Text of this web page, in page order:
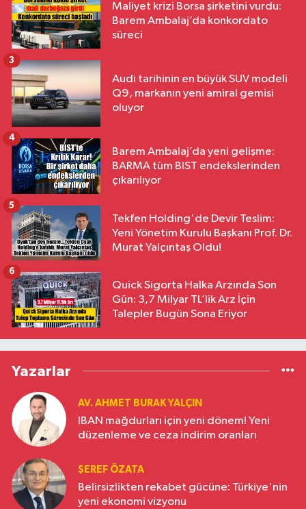
Maliyet krizi Borsa şirketini vurdu:
Barem Ambalaj’da konkordato
süreci
Audi tarihinin en büyük SUV modeli
Q9, markanın yeni amiral gemisi
oluyor
3
Barem Ambalaj’da yeni gelişme:
BARMA tüm BIST endekslerinden
çıkarılıyor
4
Tekfen Holding'de Devir Teslim:
Yeni Yönetim Kurulu Başkanı Prof. Dr.
Murat Yalçıntaş Oldu!
5
Quick Sigorta Halka Arzında Son
Gün: 3,7 Milyar TL’lik Arz İçin
Talepler Bugün Sona Eriyor
6
Yazarlar
AV. AHMET BURAK YALÇIN
IBAN mağdurları için yeni dönem! Yeni
düzenleme ve ceza indirim oranları
ŞEREF ÖZATA
Belirsizlikten rekabet gücüne: Türkiye'nin
yeni ekonomi vizyonu